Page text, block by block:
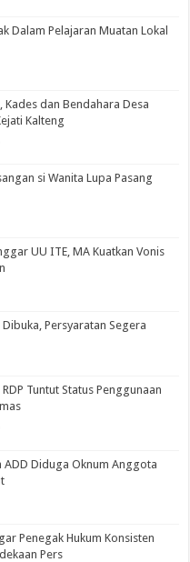
Dalam Pelajaran Muatan Lokal
Kades dan Bendahara Desa
Kalteng
si Wanita Lupa Pasang
UU ITE, MA Kuatkan Vonis
Persyaratan Segera
Tuntut Status Penggunaan
ADD Diduga Oknum Anggota
Penegak Hukum Konsisten
Pers